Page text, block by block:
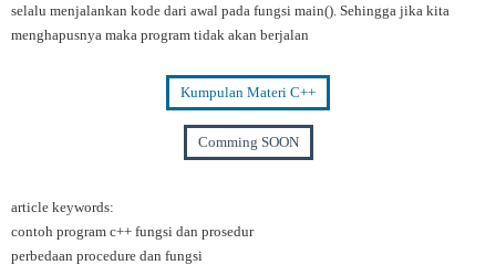
selalu menjalankan kode dari awal pada fungsi main(). Sehingga jika kita
menghapusnya maka program tidak akan berjalan
Kumpulan Materi C++
Comming SOON
article keywords:
contoh program c++ fungsi dan prosedur
perbedaan procedure dan fungsi